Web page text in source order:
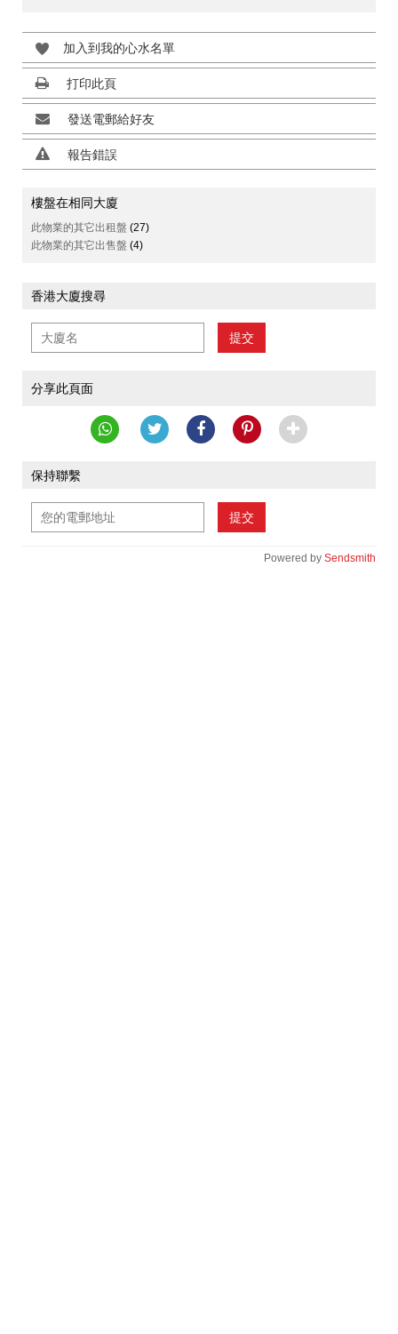
加入到我的心水名單
打印此頁
發送電郵給好友
報告錯誤
樓盤在相同大廈
此物業的其它出租盤 (27)
此物業的其它出售盤 (4)
香港大廈搜尋
提交
分享此頁面
保持聯繫
提交
Powered by Sendsmith